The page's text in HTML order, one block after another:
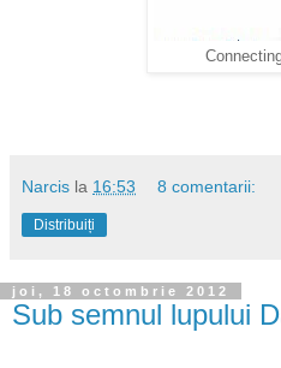
Narcis la 16:53 8 comentarii:
Distribuiți
joi, 18 octombrie 2012
Sub semnul lupului